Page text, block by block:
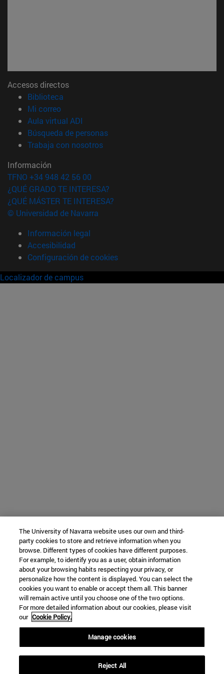
Accesos directos
Biblioteca
Mi correo(abre en nueva ventana)
Aula virtual ADI
Búsqueda de personas(abre en nueva ventana)
Trabaja con nosotros(abre en nueva ventana)
Información
TFNO +34 948 42 56 00
¿QUÉ GRADO TE INTERESA?
¿QUÉ MÁSTER TE INTERESA?
© Universidad de Navarra
Información legal
Accesibilidad
Configuración de cookies
Localizador de campus
The University of Navarra website uses our own and third-
party cookies to store and retrieve information when you
browse. Different types of cookies have different purposes.
For example, to identify you as a user, obtain information
about your browsing habits respecting your privacy, or
personalize how the content is displayed. You can select the
cookies you want to enable or accept them all. This banner
will remain active until you choose one of the two options.
For more detailed information about our cookies, please visit
our Cookie Policy.
Manage cookies
Reject All